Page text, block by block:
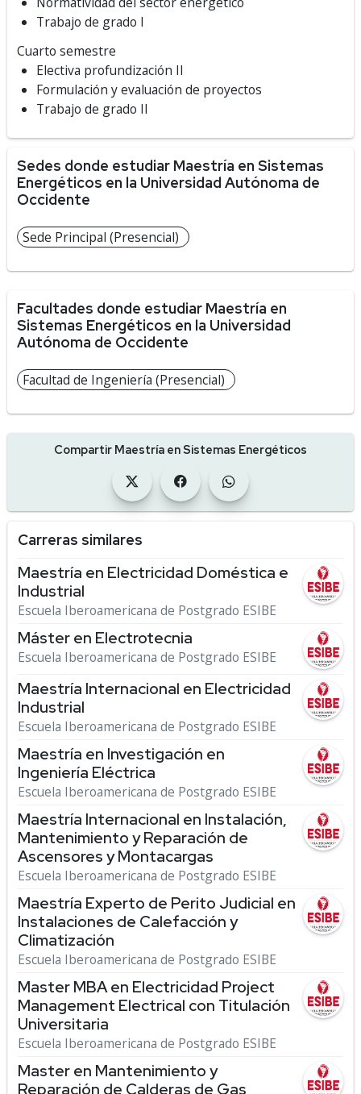
Trabajo de grado I
Cuarto semestre
Electiva profundización II
Formulación y evaluación de proyectos
Trabajo de grado II
Sedes donde estudiar Maestría en Sistemas
Energéticos en la Universidad Autónoma de
Occidente
Sede Principal (Presencial)
Facultades donde estudiar Maestría en
Sistemas Energéticos en la Universidad
Autónoma de Occidente
Facultad de Ingeniería (Presencial)
Compartir Maestría en Sistemas Energéticos
Carreras similares
Maestría en Electricidad Doméstica e
Industrial
Escuela Iberoamericana de Postgrado ESIBE
Máster en Electrotecnia
Escuela Iberoamericana de Postgrado ESIBE
Maestría Internacional en Electricidad
Industrial
Escuela Iberoamericana de Postgrado ESIBE
Maestría en Investigación en
Ingeniería Eléctrica
Escuela Iberoamericana de Postgrado ESIBE
Maestría Internacional en Instalación,
Mantenimiento y Reparación de
Ascensores y Montacargas
Escuela Iberoamericana de Postgrado ESIBE
Maestría Experto de Perito Judicial en
Instalaciones de Calefacción y
Climatización
Escuela Iberoamericana de Postgrado ESIBE
Master MBA en Electricidad Project
Management Electrical con Titulación
Universitaria
Escuela Iberoamericana de Postgrado ESIBE
Master en Mantenimiento y
Reparación de Calderas de Gas